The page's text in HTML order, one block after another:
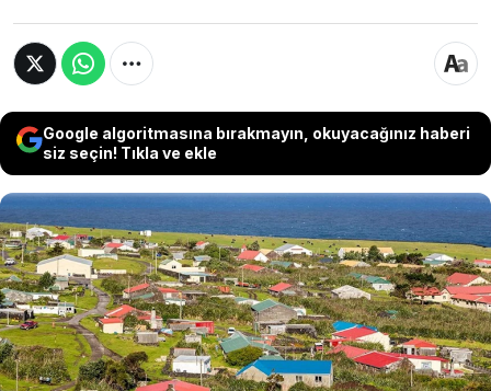
Google algoritmasına bırakmayın, okuyacağınız haberi
siz seçin! Tıkla ve ekle
Dünyayı diken üstünde bırakan
Hantavirüs, 220 kişinin yaşadığı izole bir
köyde panik yarattı. Salgının patladığı
geminin adayı ziyaret ettiği ortaya çıktı.